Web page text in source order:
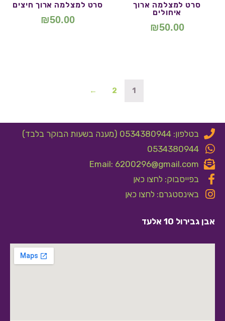
סרט למצלמה ארוך
איחולים
₪50.00
סרט למצלמה ארוך חיצים
₪50.00
1
2
←
בטלפון: 0534380944 (מענה בשעות הבוקר בלבד)
0534380944
Email: 6200296@gmail.com
בפייסבוק: לחצו כאן
באינסטגרם: לחצו כאן
אבן גבירול 10 אלעד